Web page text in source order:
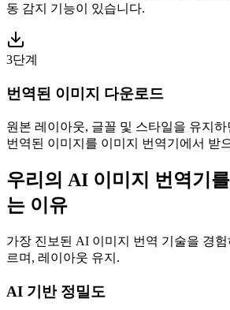
동 감지 기능이 있습니다.
3단계
번역된 이미지 다운로드
원본 레이아웃, 글꼴 및 스타일을 유지
번역된 이미지를 이미지 번역기에서 받
우리의 AI 이미지 번역기
는 이유
가장 진보된 AI 이미지 번역 기술을 경
르며, 레이아웃 유지.
AI 기반 정밀도